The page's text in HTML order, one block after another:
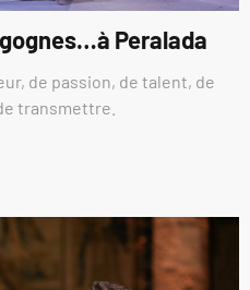
Peralada
de passion, de talent, de
transmettre.